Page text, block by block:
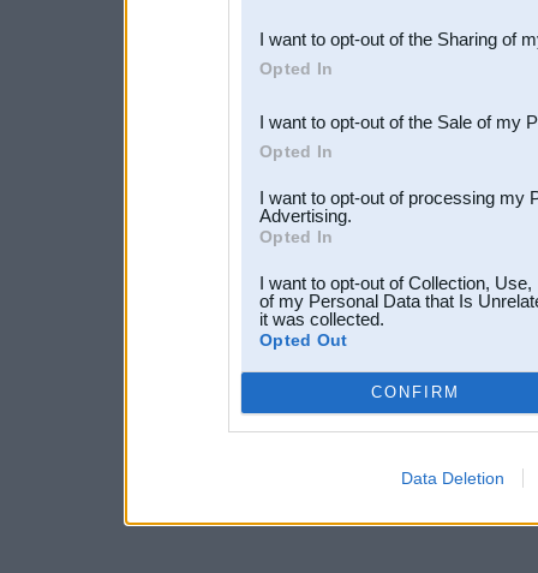
Downstream Participants
third parties.
I want to opt-out of the Sharing of
Opted In
I want to opt-out of the Sale of my
Opted In
I want to opt-out of processing my
Advertising.
Opted In
I want to opt-out of Collection,
of my Personal Data that Is
it was collected.
Opted Out
CONFIRM
Data Deletion